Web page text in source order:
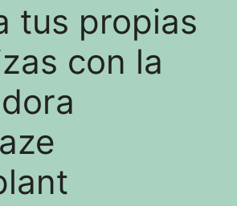
tus propias
con la